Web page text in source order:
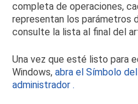
completa de operaciones,
representan los parámetros
consulte la lista al final del
Una vez que esté listo para
Windows, abra el Símbolo
administrador .